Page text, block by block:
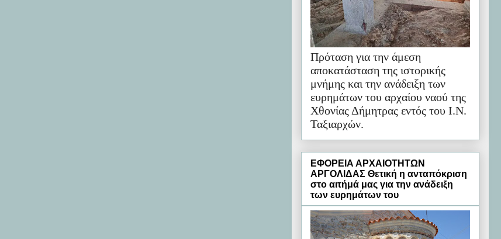
Πρόταση για την άμεση
αποκατάσταση της ιστορικής
μνήμης και την ανάδειξη των
ευρημάτων του αρχαίου ναού της
Χθονίας Δήμητρας εντός του Ι.Ν.
Ταξιαρχών.
ΕΦΟΡΕΙΑ ΑΡΧΑΙΟΤΗΤΩΝ
ΑΡΓΟΛΙΔΑΣ Θετική η ανταπόκριση
στο αιτήμά μας για την ανάδειξη
των ευρημάτων του